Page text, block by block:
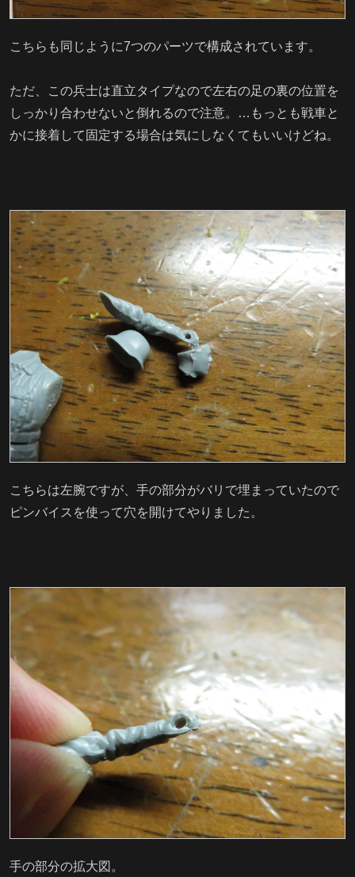
こちらも同じように7つのパーツで構成されています。
ただ、この兵士は直立タイプなので左右の足の裏の位置を
しっかり合わせないと倒れるので注意。…もっとも戦車と
かに接着して固定する場合は気にしなくてもいいけどね。
こちらは左腕ですが、手の部分がバリで埋まっていたので
ピンバイスを使って穴を開けてやりました。
手の部分の拡大図。